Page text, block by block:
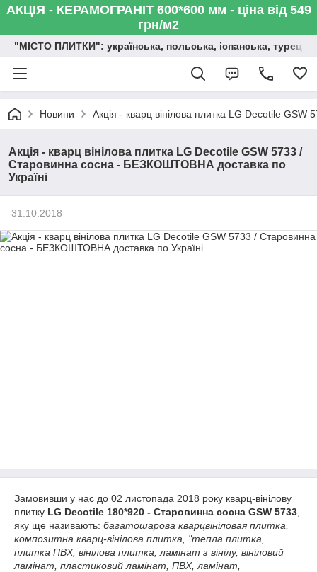
АКЦІЯ - КЕРАМОГРАНІТ 600*600 мм - ціна від 549
грн/м2
"МІСТО ПЛИТКИ": українська, польська, іспанська,
Новини Акція - кварц вінілова плитка LG Decotile
Акція - кварц вінілова плитка LG Decotile GSW 5733 /
Старовинна сосна - БЕЗКОШТОВНА доставка по
Україні
31.10.2018
Замовивши у нас до 02 листопада 2018 року кварц-вінілову
плитку LG Decotile 180*920 - Старовинна сосна GSW 5733
яку ще називають: багатошарова кварцвініловая плитка,
композитна кварц-вінілова плитка, "тепла плитка,
плитка ПВХ, вінілова плитка, ламінат з вінілу, вініловий
ламінат, пластиковий ламінат, ПВХ, ламінат,